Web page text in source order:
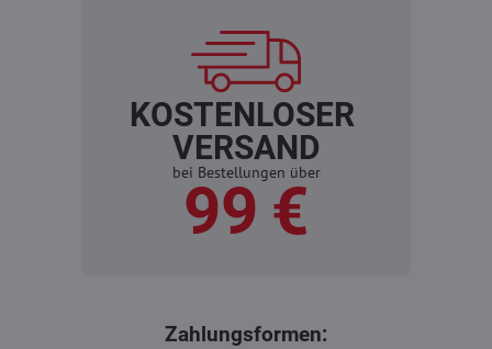
KOSTENLOSER
VERSAND
bei Bestellungen über
99 €
Zahlungsformen: